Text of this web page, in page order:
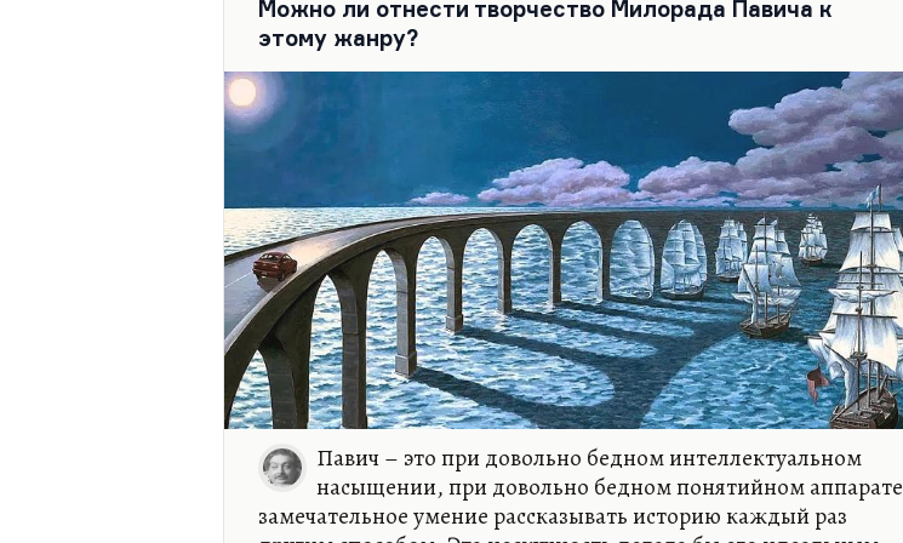
главная проблема – чувство вины. Потому что модернист
исходит из двух вещей – чувства ответственности, он
разделяет ответственность за мир. И чувство вины, потому что
он всегда предатель традиции, он всегда уходит на новый
уровень.
Можно ли отнести творчество Милорада Павича к
этому жанру?
Павич – это при довольно бедном интеллектуальном
насыщении, при довольно бедном понятийном аппарате
замечательное умение рассказывать историю каждый раз